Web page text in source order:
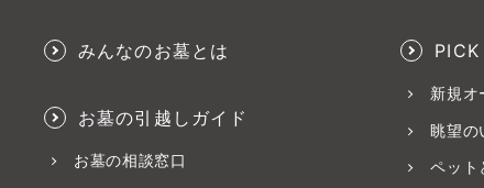
みんなのお墓とは
お墓の引越しガイド
お墓の相談窓口
PICK
新規オ
眺望の
ペット